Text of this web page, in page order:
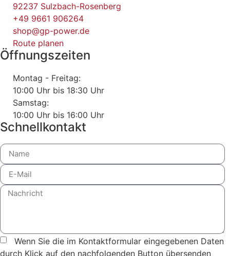
92237 Sulzbach-Rosenberg
+49 9661 906264
shop@gp-power.de
Route planen
Öffnungszeiten
Montag - Freitag:
10:00 Uhr bis 18:30 Uhr
Samstag:
10:00 Uhr bis 16:00 Uhr
Schnellkontakt
Wenn Sie die im Kontaktformular eingegebenen Daten
durch Klick auf den nachfolgenden Button übersenden